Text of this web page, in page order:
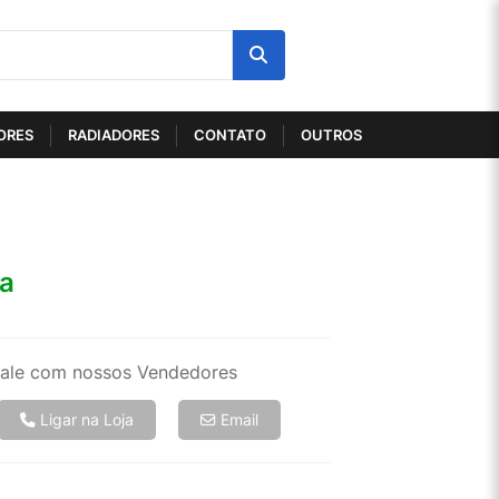
RADIADORES CONTATO OUTROS
com nossos Vendedores
Ligar na Loja Email